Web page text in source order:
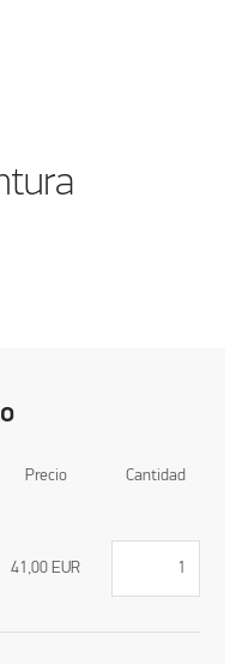
Precio Cantidad
41,00 EUR